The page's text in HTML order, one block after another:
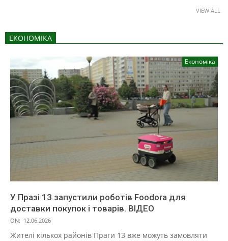
VIEW ALL
ЕКОНОМІКА
Економіка
У Празі 13 запустили роботів Foodora для
доставки покупок і товарів. ВІДЕО
ON: 12.06.2026
Жителі кількох районів Праги 13 вже можуть замовляти